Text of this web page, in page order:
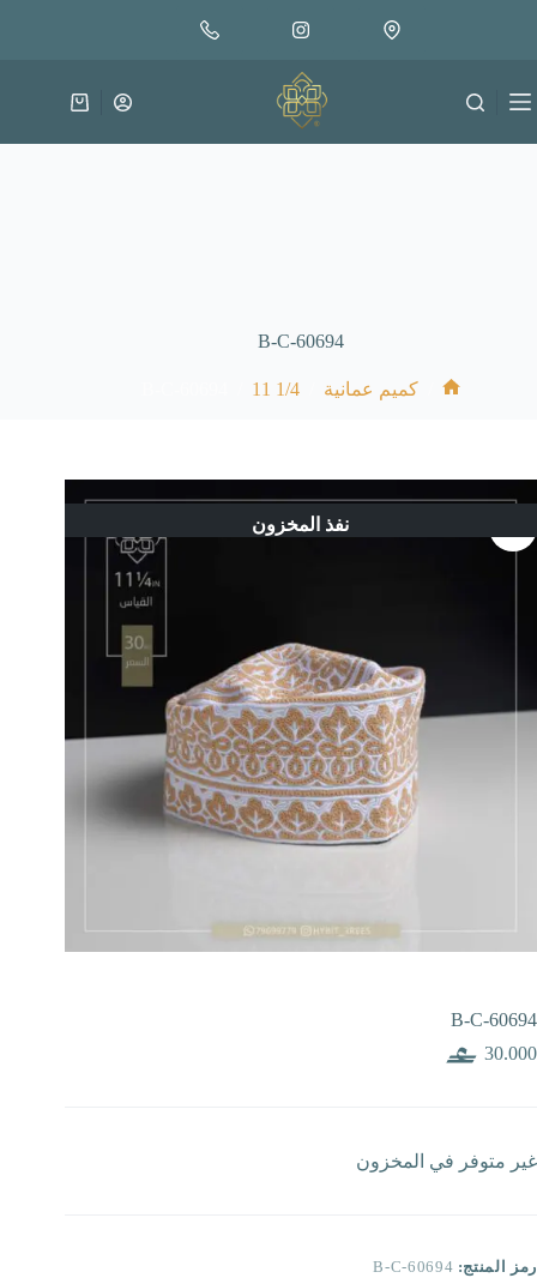
عربة
B-C-60694
كميم عمانية 1/4 11
نفذ المخزون
B-C-60694
30.000
غير متوفر في المخزون
رمز المنتج: B-C-60694